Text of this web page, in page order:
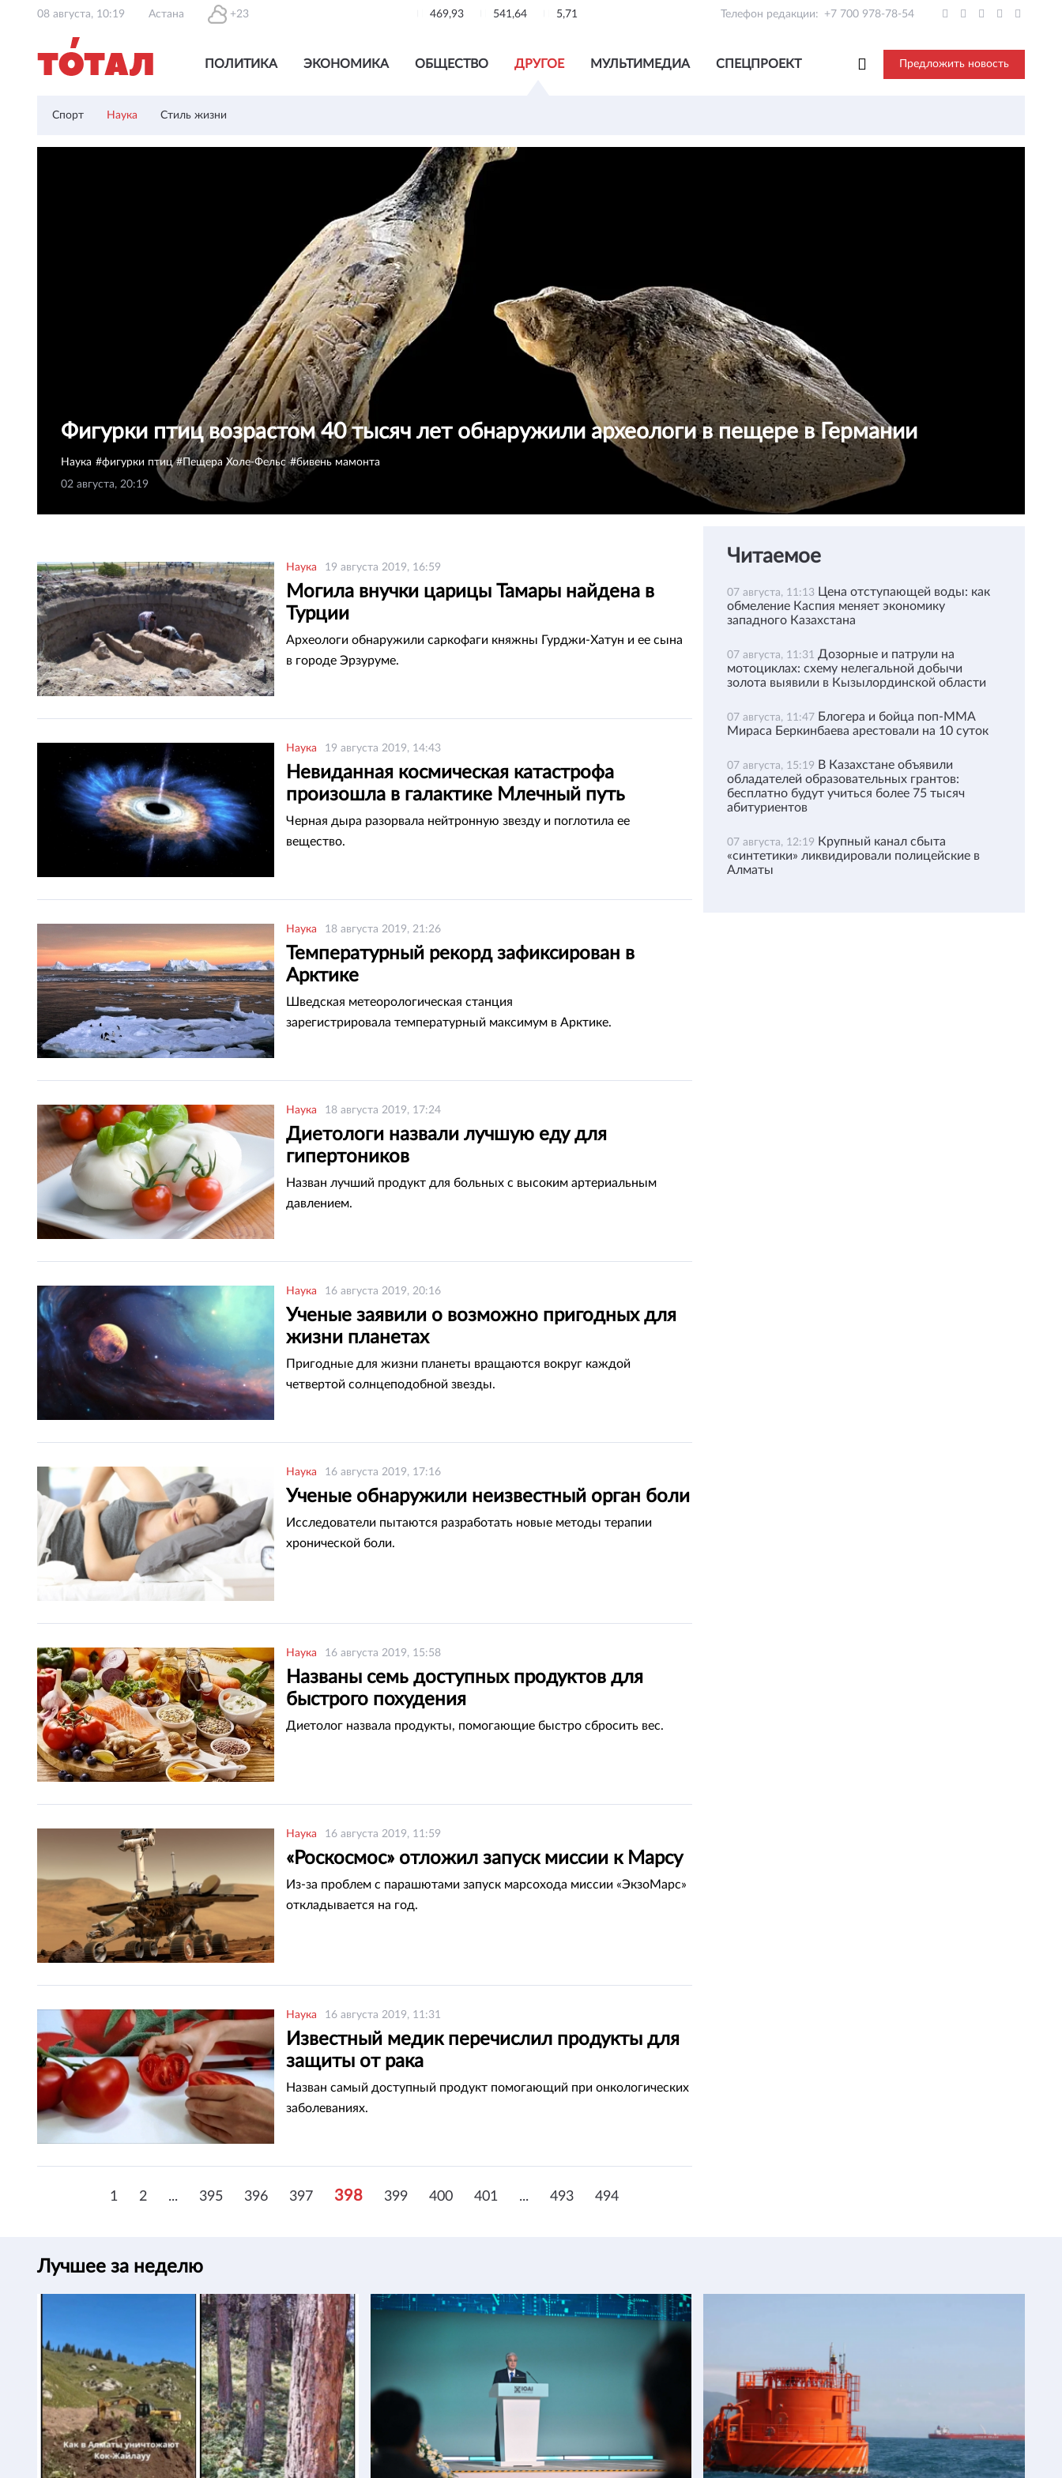
08 августа, 10:19 Астана +23 469,93 541,64 5,71 Телефон редакции: +7 700 978-78-54
ПОЛИТИКА ЭКОНОМИКА ОБЩЕСТВО ДРУГОЕ МУЛЬТИМЕДИА СПЕЦПРОЕКТ Предложить новость
Спорт Наука Стиль жизни
Фигурки птиц возрастом 40 тысяч лет обнаружили археологи в пещере в Германии
Наука фигурки птиц Пещера Холе-Фельс
бивень мамонта
02 августа, 20:19
Наука 19 августа 2019, 16:59
Могила внучки царицы Тамары найдена в
Турции
Археологи обнаружили саркофаги княжны Гурджи-Хатун и ее сына
в городе Эрзуруме.
Наука 19 августа 2019, 14:43
Невиданная космическая катастрофа
произошла в галактике Млечный путь
Черная дыра разорвала нейтронную звезду и поглотила ее
вещество.
Наука 18 августа 2019, 21:26
Температурный рекорд зафиксирован в
Арктике
Шведская метеорологическая станция
зарегистрировала температурный максимум в Арктике.
Наука 18 августа 2019, 17:24
Диетологи назвали лучшую еду для
гипертоников
Назван лучший продукт для больных с высоким артериальным
давлением.
Наука 16 августа 2019, 20:16
Ученые заявили о возможно пригодных для
жизни планетах
Пригодные для жизни планеты вращаются вокруг каждой
четвертой солнцеподобной звезды.
Наука 16 августа 2019, 17:16
Ученые обнаружили неизвестный орган боли
Исследователи пытаются разработать новые методы терапии
хронической боли.
Наука 16 августа 2019, 15:58
Названы семь доступных продуктов для
быстрого похудения
Диетолог назвала продукты, помогающие быстро сбросить вес.
Наука 16 августа 2019, 11:59
«Роскосмос» отложил запуск миссии к Марсу
Из-за проблем с парашютами запуск марсохода миссии «ЭкзоМарс»
откладывается на год.
Наука 16 августа 2019, 11:31
Известный медик перечислил продукты для
защиты от рака
Назван самый доступный продукт помогающий при онкологических
заболеваниях.
1 2 ... 395 396 397 398 399 400 401 ... 493 494
Читаемое
07 августа, 11:13 Цена отступающей воды: как
обмеление Каспия меняет экономику
западного Казахстана
07 августа, 11:31 Дозорные и патрули на
мотоциклах: схему нелегальной добычи
золота выявили в Кызылординской области
07 августа, 11:47 Блогера и бойца поп-ММА
Мираса Беркинбаева арестовали на 10 суток
07 августа, 15:19 В Казахстане объявили
обладателей образовательных грантов:
бесплатно будут учиться более 75 тысяч
абитуриентов
07 августа, 12:19 Крупный канал сбыта
«синтетики» ликвидировали полицейские в
Алматы
Лучшее за неделю